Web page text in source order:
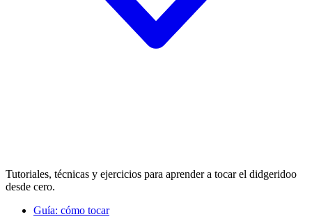
Tutoriales, técnicas y ejercicios para aprender a tocar el didgeridoo
desde cero.
Guía: cómo tocar